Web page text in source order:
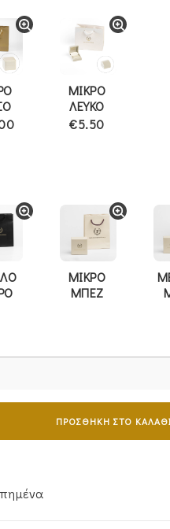
ΜΙΚΡΟ
ΛΕΥΚΟ
€5.50
ΜΙΚΡΟ
ΜΠΕΖ
ΠΡΟΣΘΉΚΗ ΣΤΟ